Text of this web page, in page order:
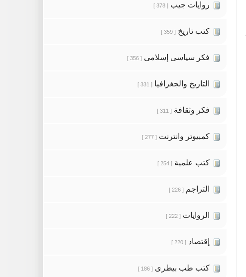
روايات جيب [ 378 ]
كتب تاريخ [ 359 ]
فكر سياسى إسلامى [ 356 ]
التاريخ والجغرافيا [ 331 ]
فكر وثقافة [ 311 ]
كمبيوتر وانترنت [ 277 ]
كتب علمية [ 254 ]
التراجم [ 226 ]
الروايات [ 222 ]
إقتصاد [ 220 ]
كتب طب بيطرى [ 186 ]